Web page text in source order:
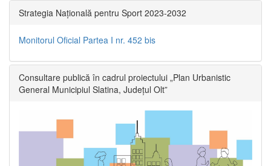
Strategia Națională pentru Sport 2023-2032
Monitorul Oficial Partea I nr. 452 bis
Consultare publică în cadrul proiectului „Plan Urbanistic
General Municipiul Slatina, Județul Olt”